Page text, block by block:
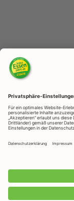
RAPUNZEL
Rapunzelstraße 1, D
Telefon: +49 (0)